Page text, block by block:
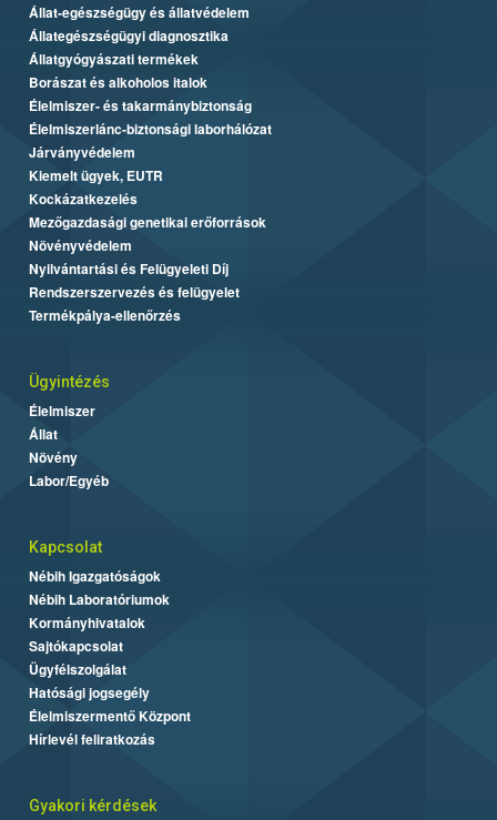
Állat-egészségügy és állatvédelem
Állategészségügyi diagnosztika
Állatgyógyászati termékek
Borászat és alkoholos italok
Élelmiszer- és takarmánybiztonság
Élelmiszerlánc-biztonsági laborhálózat
Járványvédelem
Kiemelt ügyek, EUTR
Kockázatkezelés
Mezőgazdasági genetikai erőforrások
Növényvédelem
Nyilvántartási és Felügyeleti Díj
Rendszerszervezés és felügyelet
Termékpálya-ellenőrzés
Ügyintézés
Élelmiszer
Állat
Növény
Labor/Egyéb
Kapcsolat
Nébih Igazgatóságok
Nébih Laboratóriumok
Kormányhivatalok
Sajtókapcsolat
Ügyfélszolgálat
Hatósági jogsegély
Élelmiszermentő Központ
Hírlevél feliratkozás
Gyakori kérdések